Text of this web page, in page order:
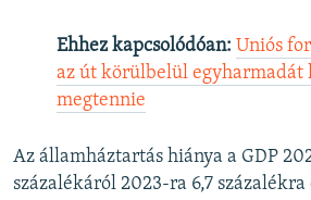
Ehhez kapcsolódóan: Uniós
az út körülbelül egyharmadát
megtennie
Az államháztartás hiánya a GDP
százalékáról 2023-ra 6,7